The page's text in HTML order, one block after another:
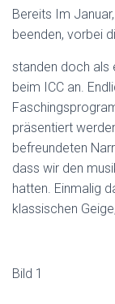
Bereits Im
beenden, vorbei
standen doch als
beim ICC an.
präsentiert
befreundeten
dass wir den
hatten. Einmalig
klassischen
Bild 1